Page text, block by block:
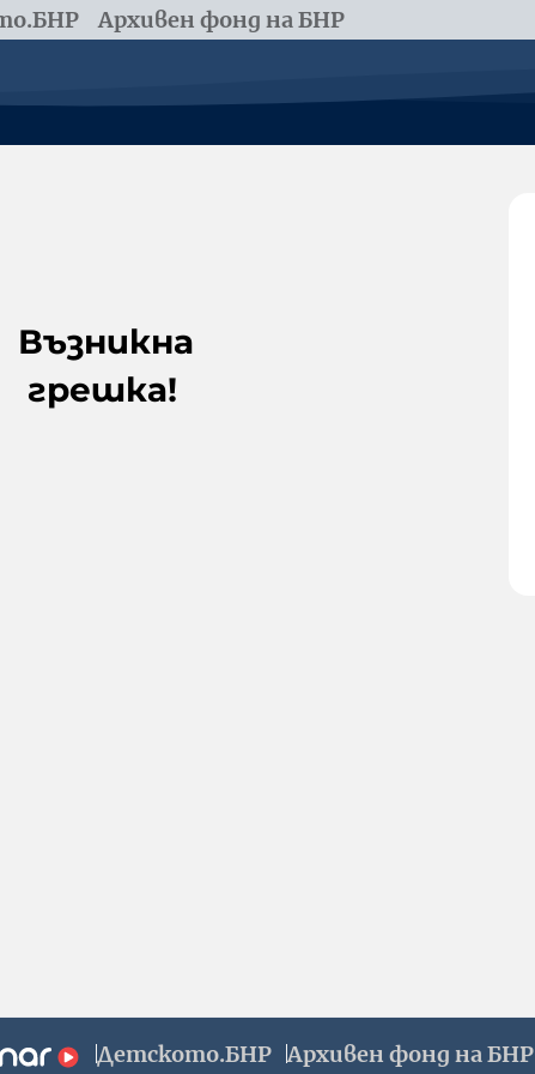
Архивен фонд на БНР
Възникна
грешка!
Детското.БНР Архивен фонд на БНР